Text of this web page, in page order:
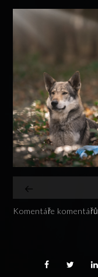
Komentáře komentářů